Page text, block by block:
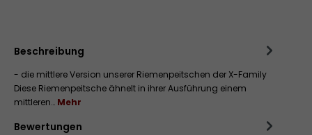
Beschreibung
- die mittlere Version unserer Riemenpeitschen der X-Family
Diese Riemenpeitsche ähnelt in ihrer Ausführung einem
mittleren… Mehr
Bewertungen